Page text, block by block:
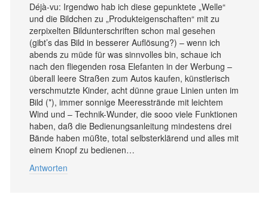
Déjà-vu: Irgendwo hab ich diese gepunktete „Welle“
und die Bildchen zu „Produkteigenschaften“ mit zu
zerpixelten Bildunterschriften schon mal gesehen
(gibt’s das Bild in besserer Auflösung?) – wenn ich
abends zu müde für was sinnvolles bin, schaue ich
nach den fliegenden rosa Elefanten in der Werbung –
überall leere Straßen zum Autos kaufen, künstlerisch
verschmutzte Kinder, acht dünne graue Linien unten im
Bild (*), immer sonnige Meeresstrände mit leichtem
Wind und – Technik-Wunder, die sooo viele Funktionen
haben, daß die Bedienungsanleitung mindestens drei
Bände haben müßte, total selbsterklärend und alles mit
einem Knopf zu bedienen…
Antworten